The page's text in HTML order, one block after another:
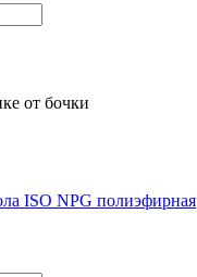
от бочки
ISO NPG полиэфирная